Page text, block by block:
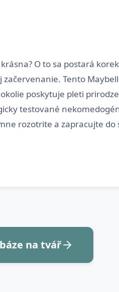
O to sa postará
Tento
poskytuje pleti
testované
na tvář